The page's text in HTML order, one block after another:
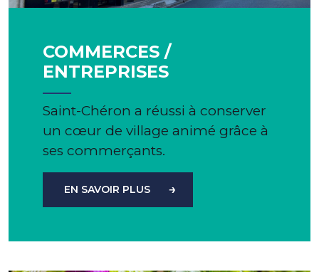
COMMERCES /
ENTREPRISES
Saint-Chéron a réussi à conserver
un cœur de village animé grâce à
ses commerçants.
EN SAVOIR PLUS